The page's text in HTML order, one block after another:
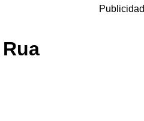
Publicidad